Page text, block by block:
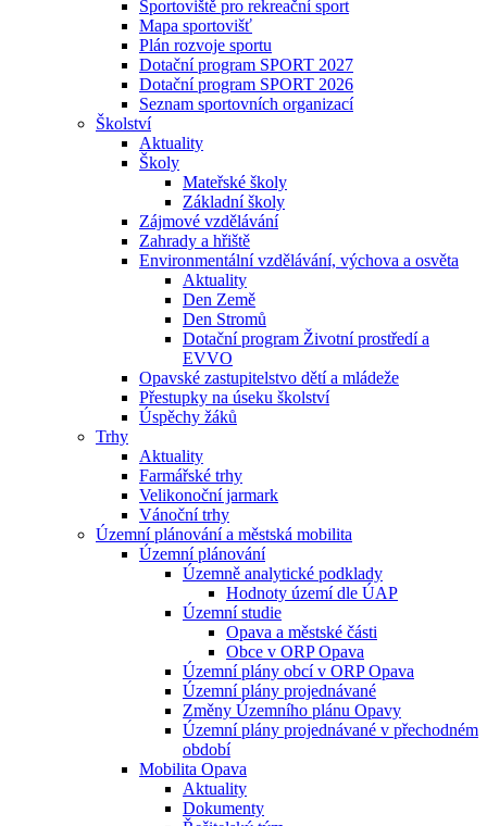
Sportoviště pro rekreační sport
Mapa sportovišť
Plán rozvoje sportu
Dotační program SPORT 2027
Dotační program SPORT 2026
Seznam sportovních organizací
Školství
Aktuality
Školy
Mateřské školy
Základní školy
Zájmové vzdělávání
Zahrady a hřiště
Environmentální vzdělávání, výchova a osvěta
Aktuality
Den Země
Den Stromů
Dotační program Životní prostředí a
EVVO
Opavské zastupitelstvo dětí a mládeže
Přestupky na úseku školství
Úspěchy žáků
Trhy
Aktuality
Farmářské trhy
Velikonoční jarmark
Vánoční trhy
Územní plánování a městská mobilita
Územní plánování
Územně analytické podklady
Hodnoty území dle ÚAP
Územní studie
Opava a městské části
Obce v ORP Opava
Územní plány obcí v ORP Opava
Územní plány projednávané
Změny Územního plánu Opavy
Územní plány projednávané v přechodném
období
Mobilita Opava
Aktuality
Dokumenty